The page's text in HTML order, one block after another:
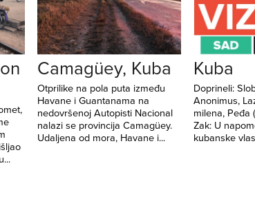
Camagüey, Kuba
Otprilike na pola puta između
Havane i Guantanama na
nedovršenoj Autopisti Nacional
nalazi se provincija Camagüey.
Udaljena od mora, Havane i...
Kuba
Doprineli:
Anonimus,
milena, Peđa
Zak: U
kubanske